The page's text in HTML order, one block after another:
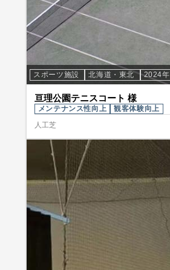
スポーツ施設 北海道・東北 2024年
亘理公園テニスコート 様
メンテナンス性向上
観客体験向上
人工芝